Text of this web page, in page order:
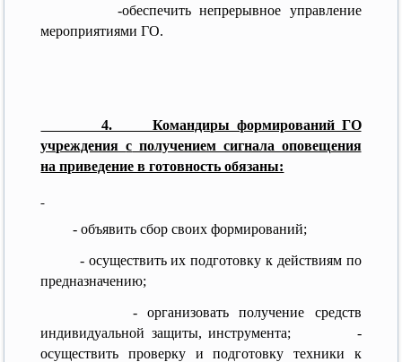
-обеспечить непрерывное управление
мероприятиями ГО.
4. Командиры формирований ГО
учрежденияс получением сигнала оповещения
на приведение в готовность обязаны:
- объявить сбор своих формирований;
- осуществить их подготовку к действиям по
предназначению;
- организовать получение средств
индивидуальной защиты, инструмента; -
осуществить проверку и подготовку техники к